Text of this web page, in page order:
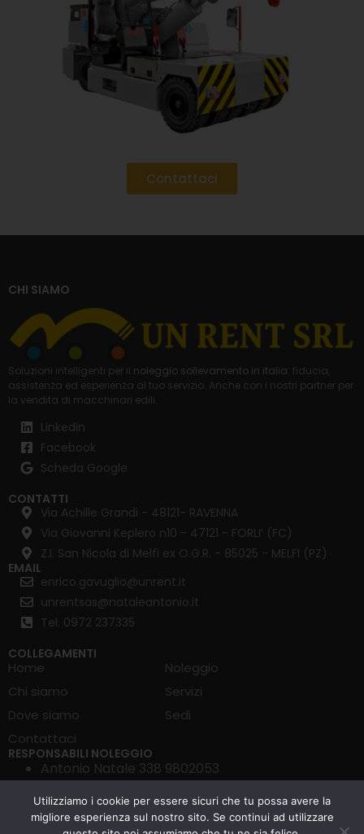
Contattaci
CHI SIAMO
Soluzioni intelligenti per il noleggio sollevamento in italia : fiducia,
assistenza ed esperienza al tuo servizio. Anche con i nostri partner per
la vendita di macchinari edili
Linkedin
Facebook
Scheda Google
CONTATTI
Via Achille Grandi - 48121- RAVENNA
Via Giovanni Keplero n10 - 47121 - FORLI’ (FC)
Z.I. San Nicola di Melfi ex O.G.R. - 85025 - MELFI (PZ)
EMAIL
enrico.gavuglio@unrent.it
unrentsas@nataleantonio.it
Tel. 0972 237335
COLLEGAMENTI
Home
Chi siamo
Dove siamo
Contattaci
Noleggio
Servizi
Sedi
RESPONSABILI NOLEGGIO
Antonio Natale 338 9802053
Francesco Quaranta 351 4290424
Utilizziamo i cookie per essere sicuri che tu possa avere la
migliore esperienza sul nostro sito. Se continui ad utilizzare